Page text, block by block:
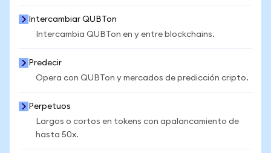
Intercambiar QUBTon
Intercambia QUBTon en y entre blockchains.
Predecir
Opera con QUBTon y mercados de predicción cripto.
Perpetuos
Largos o cortos en tokens con apalancamiento de
hasta 50x.